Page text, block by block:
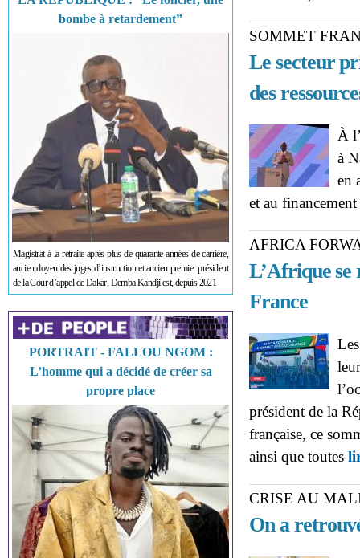
bombe à retardement”
Magistrat à la retraite après plus de quarante années de carrière,
ancien doyen des juges d’instruction et ancien premier président
de la Cour d’appel de Dakar, Demba Kandji est, depuis 2021
PORTRAIT - FALLOU NGOM :
L’homme qui a décidé de créer sa
propre place
SOMMET
Le secteur
des
À
à
en
et au
AFRICA
L’Afrique se
France
président de la
française, ce
ainsi que toutes
CRISE AU
On a